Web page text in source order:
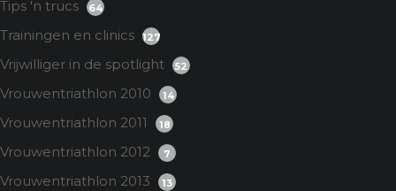
Tips 'n trucs 64
Trainingen en clinics 127
Vrijwilliger in de spotlight 52
Vrouwentriathlon 2010 14
Vrouwentriathlon 2011 18
Vrouwentriathlon 2012 7
Vrouwentriathlon 2013 13